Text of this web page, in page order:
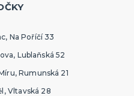
Na Poříčí 33
Lublaňská 52
Rumunská 21
Vltavská 28